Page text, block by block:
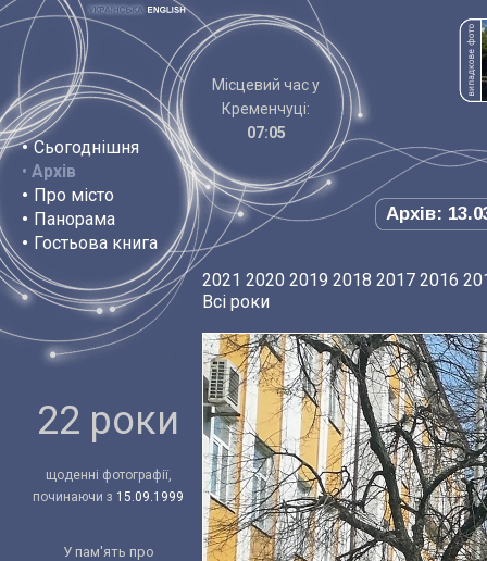
• Сьогоднішня
• Архів
• Про місто
• Панорама
• Гостьова книга
Місцевий час у
Кременчуці:
07:05
Архів:
22 роки
щоденні фотографії,
починаючи з 15.09.1999
У пам'ять про
2021 2020 2019 2018 2017 2016
Всі роки